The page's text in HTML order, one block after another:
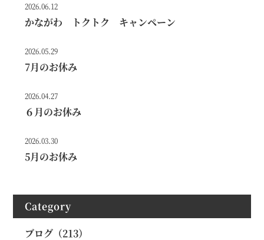
2026.06.12
かながわ トクトク キャンペーン
2026.05.29
7月のお休み
2026.04.27
６月のお休み
2026.03.30
5月のお休み
Category
ブログ（213）